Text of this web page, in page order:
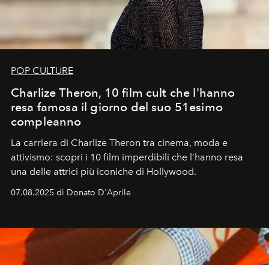
POP CULTURE
Charlize Theron, 10 film cult che l'hanno
resa famosa il giorno del suo 51esimo
compleanno
La carriera di Charlize Theron tra cinema, moda e
attivismo: scopri i 10 film imperdibili che l’hanno resa
una delle attrici più iconiche di Hollywood.
07.08.2025 di Donato D'Aprile